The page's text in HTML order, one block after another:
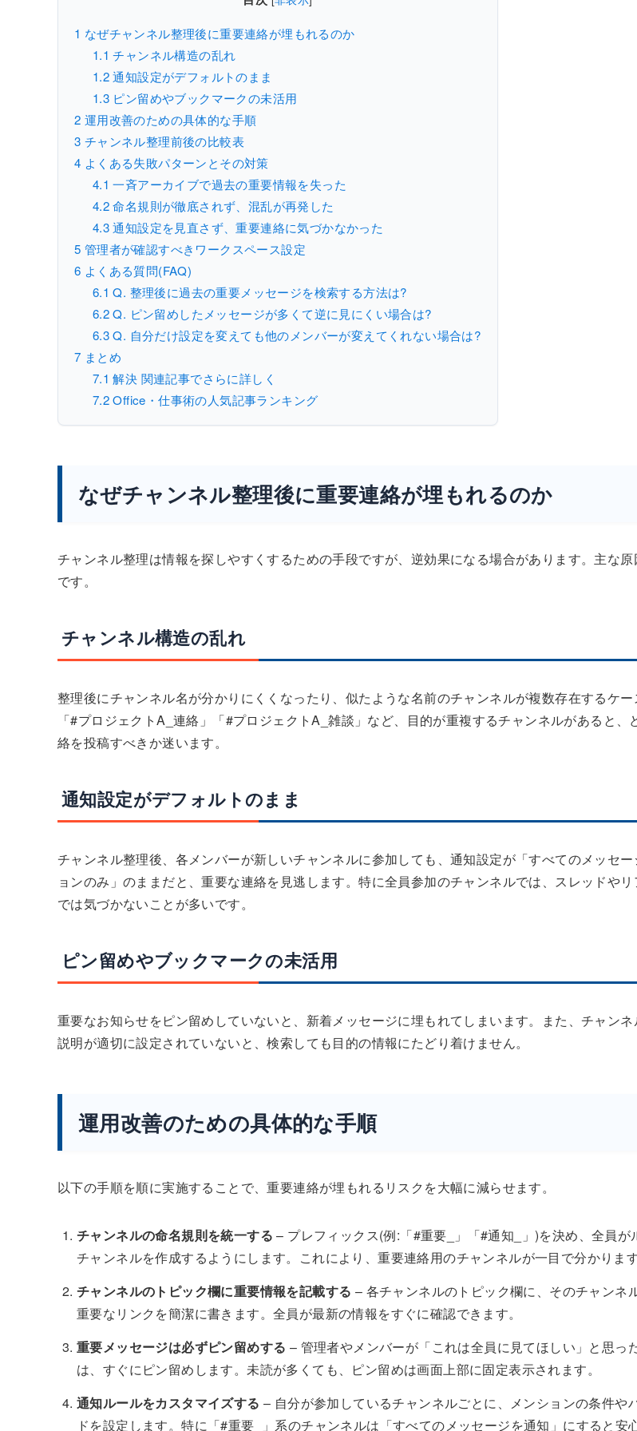
1 なぜチャンネル整理後に重要連絡が埋もれるのか
1.1 チャンネル構造の乱れ
1.2通知設定がデフォルトのまま
1.3 ピン留めやブックマークの未活用
2 運用改善のための具体的な手順
3 チャンネル整理前後の比較表
4 よくある失敗パターンとその対策
4.1 一斉アーカイブで過去の重要情報を失った
4.2命名規則が徹底されず、混乱が再発した
4.3通知設定を見直さず、重要連絡に気づかなかった
5 管理者が確認すべきワークスペース設定
6 よくある質問(FAQ)
6.1 Q. 整理後に過去の重要メッセージを検索する方法は?
6.2Q. ピン留めしたメッセージが多くて逆に見にくい場合は?
6.3Q. 自分だけ設定を変えても他のメンバーが変えてくれない場合は?
7 まとめ
7.1 解決 関連記事でさらに詳しく
7.2Office・仕事術の人気記事ランキング
なぜチャンネル整理後に重要連絡が埋もれるのか
チャンネル整理は情報を探しやすくするための手段ですが、逆効果になる場合があります。主な原
です。
チャンネル構造の乱れ
整理後にチャンネル名が分かりにくくなったり、似たような名前のチャンネルが複数存在するケ
「#プロジェクトA_連絡」「#プロジェクトA_雑談」など、目的が重複するチャンネルがあると、
絡を投稿すべきか迷います。
通知設定がデフォルトのまま
チャンネル整理後、各メンバーが新しいチャンネルに参加しても、通知設定が「すべてのメッセ
ョンのみ」のままだと、重要な連絡を見逃します。特に全員参加のチャンネルでは、スレッドや
では気づかないことが多いです。
ピン留めやブックマークの未活用
重要なお知らせをピン留めしていないと、新着メッセージに埋もれてしまいます。また、チャン
説明が適切に設定されていないと、検索しても目的の情報にたどり着けません。
運用改善のための具体的な手順
以下の手順を順に実施することで、重要連絡が埋もれるリスクを大幅に減らせます。
チャンネルの命名規則を統一する – プレフィックス(例:「#重要_」「#通知_」)を決め、全員が
チャンネルを作成するようにします。これにより、重要連絡用のチャンネルが一目で分かります
チャンネルのトピック欄に重要情報を記載する – 各チャンネルのトピック欄に、そのチャンネ
重要なリンクを簡潔に書きます。全員が最新の情報をすぐに確認できます。
重要メッセージは必ずピン留めする – 管理者やメンバーが「これは全員に見てほしい」と思っ
は、すぐにピン留めします。未読が多くても、ピン留めは画面上部に固定表示されます。
通知ルールをカスタマイズする – 自分が参加しているチャンネルごとに、メンションの条件や
ドを設定します。特に「#重要_」系のチャンネルは「すべてのメッセージを通知」にすると安心